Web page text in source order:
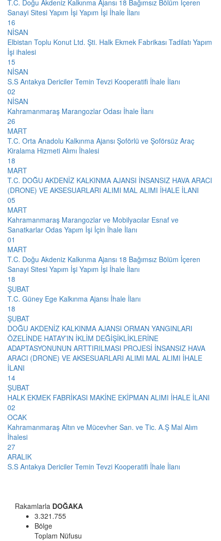
T.C. Doğu Akdeniz Kalkınma Ajansı 18 Bağımsız Bölüm İçeren
Sanayi Sitesi Yapım İşi Yapım İşi İhale İlanı
16
NİSAN
Elbistan Toplu Konut Ltd. Şti. Halk Ekmek Fabrikası Tadilatı Yapım
İşi ihalesi
15
NİSAN
S.S Antakya Dericiler Temin Tevzi Kooperatifi İhale İlanı
02
NİSAN
Kahramanmaraş Marangozlar Odası İhale İlanı
26
MART
T.C. Orta Anadolu Kalkınma Ajansı Şoförlü ve Şoförsüz Araç
Kiralama Hizmeti Alımı İhalesi
18
MART
T.C. DOĞU AKDENİZ KALKINMA AJANSI İNSANSIZ HAVA ARACI
(DRONE) VE AKSESUARLARI ALIMI MAL ALIMI İHALE İLANI
05
MART
Kahramanmaraş Marangozlar ve Mobilyacılar Esnaf ve
Sanatkarlar Odas Yapım İşi İçin İhale İlanı
01
MART
T.C. Doğu Akdeniz Kalkınma Ajansı 18 Bağımsız Bölüm İçeren
Sanayi Sitesi Yapım İşi Yapım İşi İhale İlanı
18
ŞUBAT
T.C. Güney Ege Kalkınma Ajansı İhale İlanı
18
ŞUBAT
DOĞU AKDENİZ KALKINMA AJANSI ORMAN YANGINLARI
ÖZELİNDE HATAY’IN İKLİM DEĞİŞİKLİKLERİNE
ADAPTASYONUNUN ARTTIRILMASI PROJESİ İNSANSIZ HAVA
ARACI (DRONE) VE AKSESUARLARI ALIMI MAL ALIMI İHALE
İLANI
14
ŞUBAT
HALK EKMEK FABRİKASI MAKİNE EKİPMAN ALIMI İHALE İLANI
02
OCAK
Kahramanmaraş Altın ve Mücevher San. ve Tic. A.Ş Mal Alım
İhalesi
27
ARALIK
S.S Antakya Dericiler Temin Tevzi Kooperatifi İhale İlanı
Rakamlarla DOĞAKA
3.321.755
Bölge
Toplam Nüfusu